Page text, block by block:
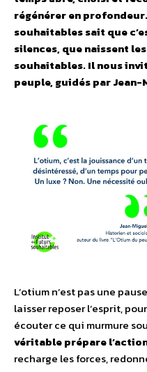
régénérer en
souhaitables sait que
silences, que naissent
souhaitables. Il nous
peuple, guidés par Jean-
L’otium n’est pas une
laisser reposer l’esprit,
écouter ce qui murmure
véritable prépare
recharge les forces,